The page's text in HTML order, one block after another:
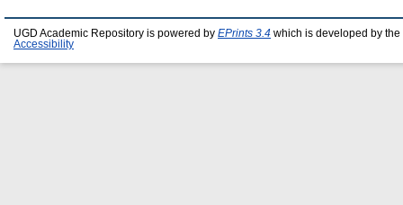
UGD Academic Repository is powered by EPrints 3.4 which is developed by the
Accessibility